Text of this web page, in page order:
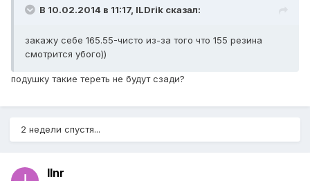
В 10.02.2014 в 11:17, ILDrik сказал:
закажу себе 165.55-чисто из-за того что 155 резина
смотрится убого))
подушку такие тереть не будут сзади?
2 недели спустя...
Ilnr